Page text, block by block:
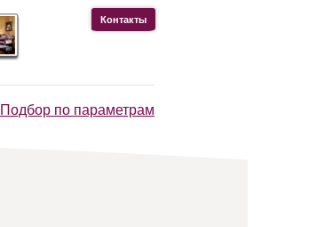
Подбор по параметрам
Контакты